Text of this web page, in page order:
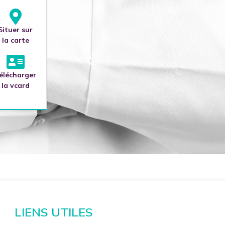
sur
la carte
la vcard
LIENS UTILES